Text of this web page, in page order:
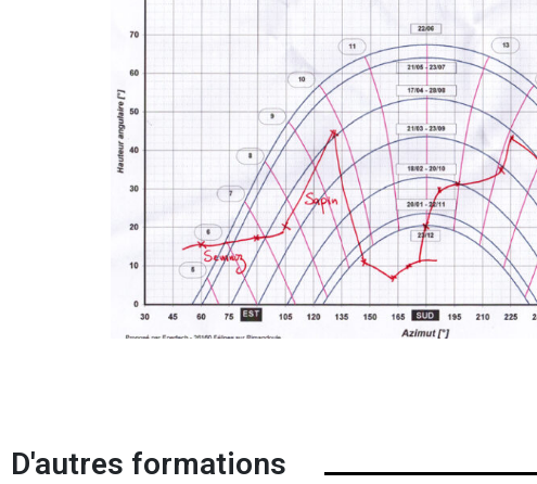
D'autres formations